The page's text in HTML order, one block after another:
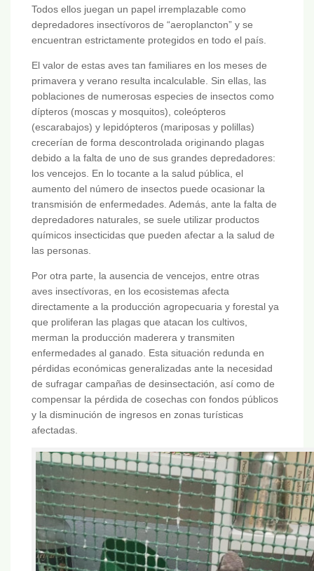
Todos ellos juegan un papel irremplazable como
depredadores insectívoros de “aeroplancton” y se
encuentran estrictamente protegidos en todo el país.
El valor de estas aves tan familiares en los meses de
primavera y verano resulta incalculable. Sin ellas, las
poblaciones de numerosas especies de insectos como
dípteros (moscas y mosquitos), coleópteros
(escarabajos) y lepidópteros (mariposas y polillas)
crecerían de forma descontrolada originando plagas
debido a la falta de uno de sus grandes depredadores:
los vencejos. En lo tocante a la salud pública, el
aumento del número de insectos puede ocasionar la
transmisión de enfermedades. Además, ante la falta de
depredadores naturales, se suele utilizar productos
químicos insecticidas que pueden afectar a la salud de
las personas.
Por otra parte, la ausencia de vencejos, entre otras
aves insectívoras, en los ecosistemas afecta
directamente a la producción agropecuaria y forestal ya
que proliferan las plagas que atacan los cultivos,
merman la producción maderera y transmiten
enfermedades al ganado. Esta situación redunda en
pérdidas económicas generalizadas ante la necesidad
de sufragar campañas de desinsectación, así como de
compensar la pérdida de cosechas con fondos públicos
y la disminución de ingresos en zonas turísticas
afectadas.